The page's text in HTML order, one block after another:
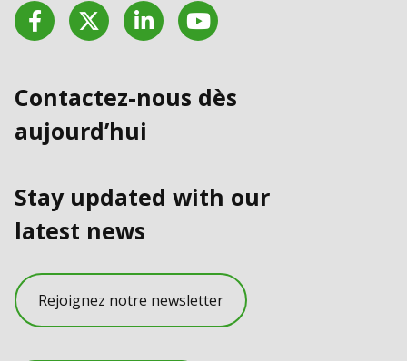
FacebookTwitter LinkedInYouTube
Contactez-nous dès
aujourd’hui
Stay updated with our
latest news
Rejoignez notre newsletter